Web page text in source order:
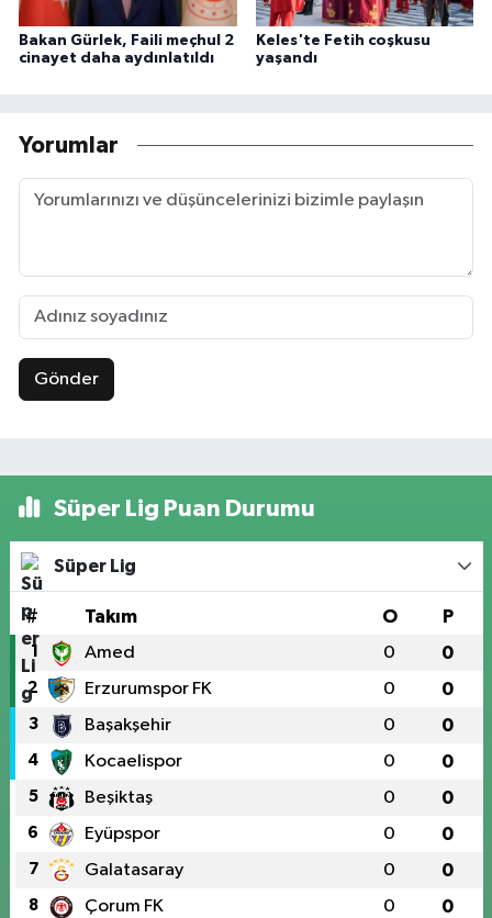
Bakan Gürlek, Faili meçhul 2
cinayet daha aydınlatıldı
Keles'te Fetih coşkusu
yaşandı
Yorumlar
Gönder
Süper Lig Puan Durumu
Süper Lig
# Takım O P
1 Amed 0 0
2 Erzurumspor FK 0 0
3 Başakşehir 0 0
4 Kocaelispor 0 0
5 Beşiktaş 0 0
6 Eyüpspor 0 0
7 Galatasaray 0 0
8 Çorum FK 0 0